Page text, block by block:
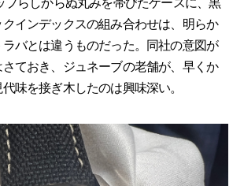
プらしからぬ丸みを帯びたケースに、黒
インデックスの組み合わせは、明らか
バとは違うものだった。同社の意図が
ておき、ジュネーブの老舗が、早くか
味を接ぎ木したのは興味深い。